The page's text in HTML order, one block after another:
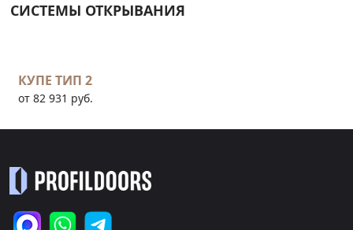
СИСТЕМЫ ОТКРЫВАНИЯ
КУПЕ ТИП 2
от 82 931 руб.